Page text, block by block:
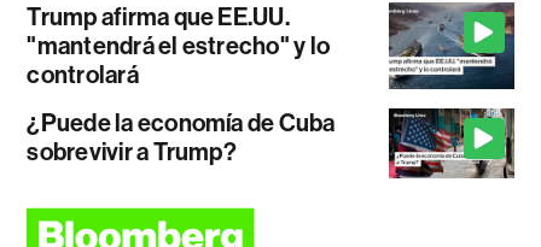
Trump afirma que EE.UU.
"mantendrá el estrecho" y lo
controlará
¿Puede la economía de Cuba
sobrevivir a Trump?